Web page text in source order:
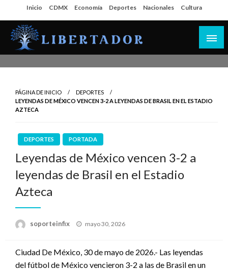
al
contenido
Inicio CDMX Economía Deportes Nacionales Cultura
PÁGINA DE INICIO
DEPORTES
LEYENDAS DE MÉXICO VENCEN 3-2 A LEYENDAS DE BRASIL EN EL ESTADIO
AZTECA
DEPORTES PORTADA
Leyendas de México vencen 3-2 a
leyendas de Brasil en el Estadio
Azteca
soporteinfix
Publicado
mayo 30, 2026
Ciudad De México, 30 de mayo de 2026.- Las leyendas
del fútbol de México vencieron 3-2 a las de Brasil en un